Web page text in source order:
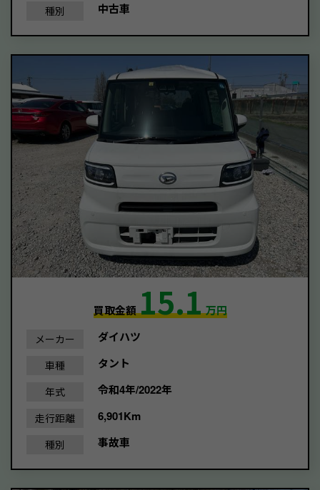
種別 中古車
買取金額15.1万円
メーカー ダイハツ
車種 タント
年式 令和4年/2022年
走行距離 6,901Km
種別 事故車